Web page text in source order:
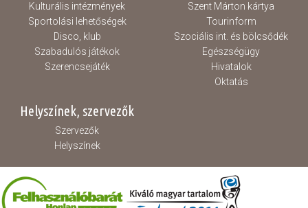
Kulturális intézmények
Sportolási lehetőségek
Disco, klub
Szabadulós játékok
Szerencsejáték
Szent Márton kártya
Tourinform
Szociális int. és bölcsődék
Egészségügy
Hivatalok
Oktatás
Helyszínek, szervezők
Szervezők
Helyszínek